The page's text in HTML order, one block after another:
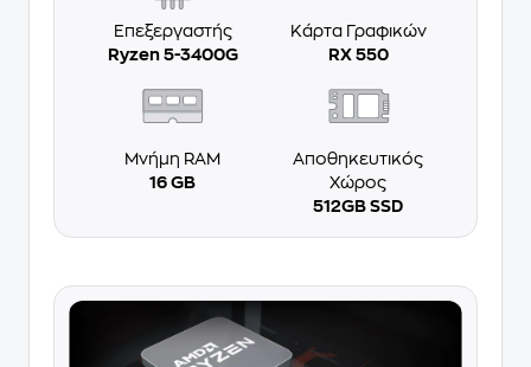
Επεξεργαστής
Ryzen 5-3400G
Κάρτα Γραφικών
RX 550
Μνήμη RAM
16 GB
Αποθηκευτικός
Χώρος
512GB SSD